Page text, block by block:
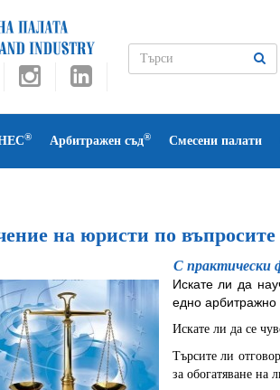
® Арбитражен съд® Смесени палати
на юристи по
С практически
Искате ли да
едно арбитражно
Искате ли да се
Търсите ли
за обогатяване на